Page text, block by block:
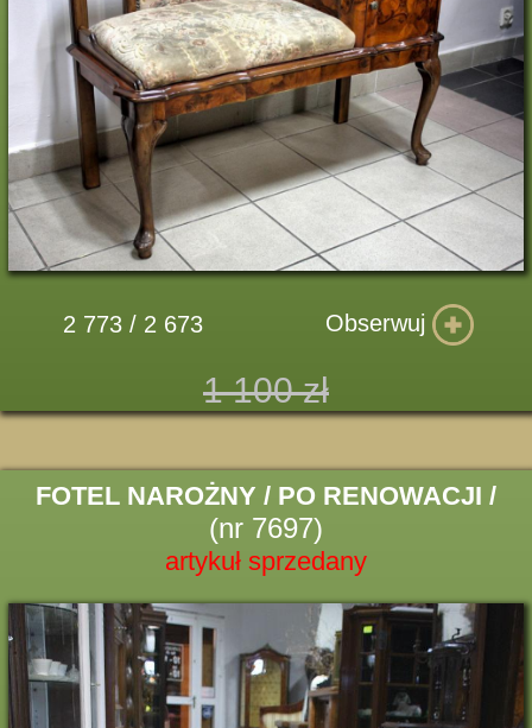
2 773 / 2 673 Obserwuj
1 100 zł
FOTEL NAROŻNY / PO RENOWACJI /
(nr 7697)
artykuł sprzedany